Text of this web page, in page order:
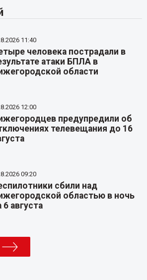
11:40
человека пострадали в
атаки БПЛА в
области
12:00
предупредили об
телевещания до 16
09:20
сбили над
областью в ночь
6 августа